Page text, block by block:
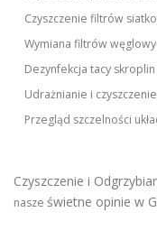
Czyszczenie filtrów
Wymiana filtrów
Dezynfekcja tacy skroplin
Udrażnianie i
Przegląd szczelności
Czyszczenie i
nasze świetne opinie w